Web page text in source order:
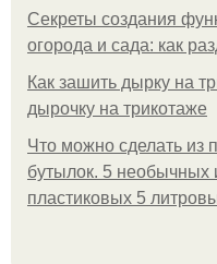
Секреты создания
огорода и сада: как
Как зашить дырку на
дырочку на трикотаже
Что можно сделать из
бутылок. 5 необычных
пластиковых 5